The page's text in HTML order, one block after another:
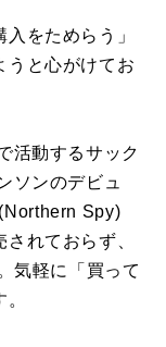
をためらう」
うと心がけてお
活動するサック
ソンのデビュ
(Northern Spy)
れておらず、
気軽に「買って